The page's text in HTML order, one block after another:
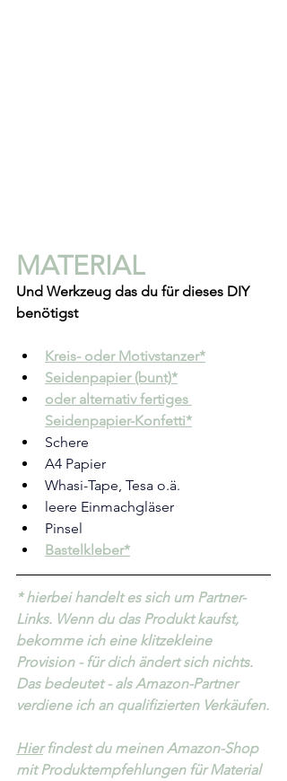
MATERIAL
Und Werkzeug das du für dieses DIY
benötigst
Kreis- oder Motivstanzer*
Seidenpapier (bunt)*
oder alternativ fertiges
Seidenpapier-Konfetti*
Schere
A4 Papier
Whasi-Tape, Tesa o.ä.
leere Einmachgläser
Pinsel
Bastelkleber*
* hierbei handelt es sich um Partner-
Links. Wenn du das Produkt kaufst,
bekomme ich eine klitzekleine
Provision - für dich ändert sich nichts.
Das bedeutet - als Amazon-Partner
verdiene ich an qualifizierten Verkäufen.
Hier findest du meinen Amazon-Shop
mit Produktempfehlungen für Material